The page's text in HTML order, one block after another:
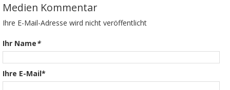
Medien Kommentar
Ihre E-Mail-Adresse wird nicht veröffentlicht
Ihr Name*
Ihre E-Mail*